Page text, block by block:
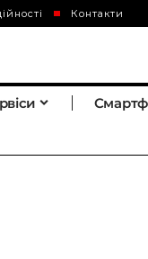
Контакти